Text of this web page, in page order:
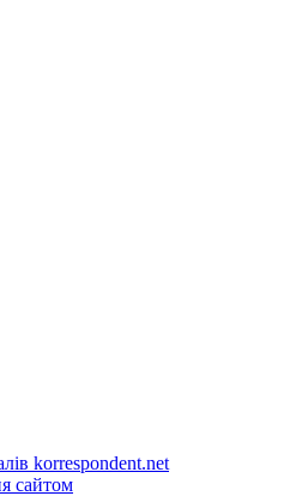
korrespondent.net
сайтом